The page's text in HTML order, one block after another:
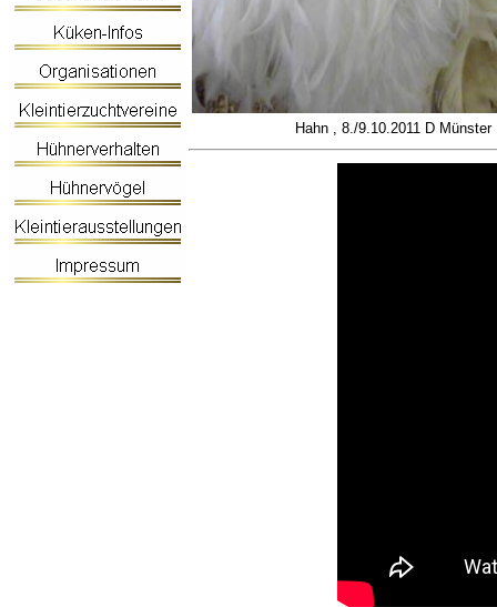
Hahn , 8./9.10.2011 D Münster